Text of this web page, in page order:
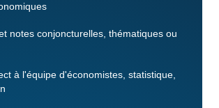
notes conjoncturelles, thématiques ou
à l'équipe d'économistes, statistique,